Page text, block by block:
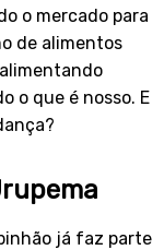
o mercado para
de alimentos
o que é nosso. E
já faz parte